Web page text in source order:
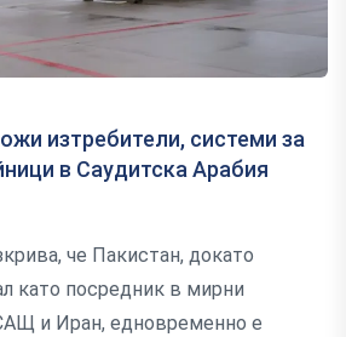
изтребители, системи за
в Саудитска Арабия
че Пакистан, докато
като посредник в мирни
и Иран, едновременно е